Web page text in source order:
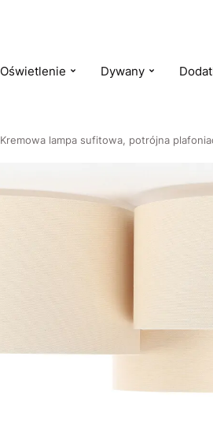
Oświetlenie Dywany
Kremowa lampa sufitowa, potrójna